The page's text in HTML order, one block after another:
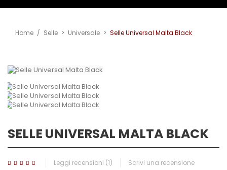
Home / Selle > Universale > Selle Universal Malta Black
SELLE UNIVERSAL MALTA BLACK
Leggi recensioni (1) Scrivi una recensione